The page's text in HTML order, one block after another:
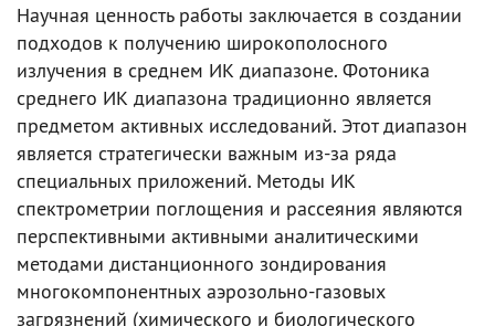
Научная ценность работы заключается в создании
подходов к получению широкополосного
излучения в среднем ИК диапазоне. Фотоника
среднего ИК диапазона традиционно является
предметом активных исследований. Этот диапазон
является стратегически важным из-за ряда
специальных приложений. Методы ИК
спектрометрии поглощения и рассеяния являются
перспективными активными аналитическими
методами дистанционного зондирования
многокомпонентных аэрозольно-газовых
загрязнений (химического и биологического